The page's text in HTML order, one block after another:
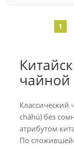
1
Классический
cháhú) без
атрибутом
По